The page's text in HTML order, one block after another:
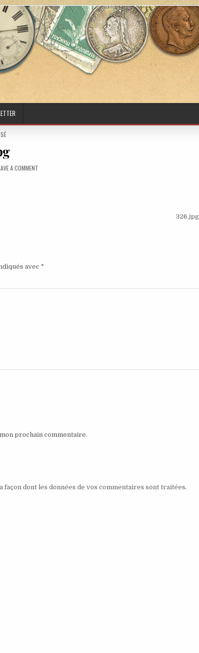
A COMMENTON 323.JPG
avec *
prochain commentaire.
façon dont les données de vos commentaires sont traitées.